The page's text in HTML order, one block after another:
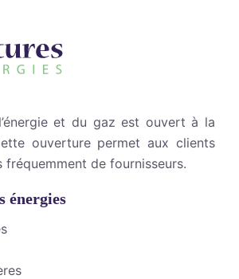
et du gaz est ouvert à la
ouverture permet aux clients
fréquemment de fournisseurs.
énergies